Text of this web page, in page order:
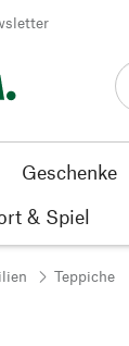
Geschenke
& Spiel
Teppiche